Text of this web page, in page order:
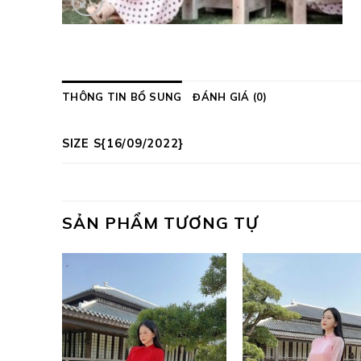
THÔNG TIN BỔ SUNG ĐÁNH GIÁ (0)
SIZE S{16/09/2022}
SẢN PHẨM TƯƠNG TỰ